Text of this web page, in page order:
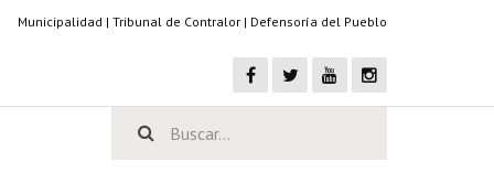
Municipalidad | Tribunal de Contralor | Defensoría del Pueblo